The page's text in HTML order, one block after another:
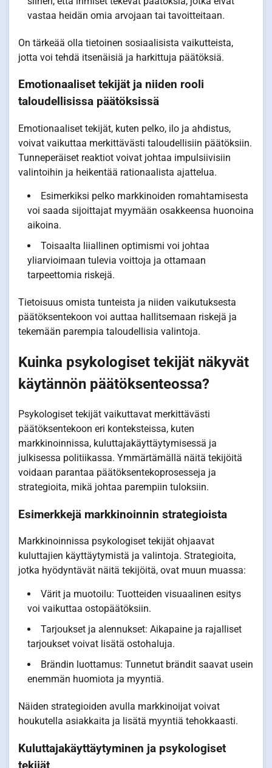
vastaa heidän omia arvojaan tai tavoitteitaan.
On tärkeää olla tietoinen sosiaalisista vaikutteista,
jotta voi tehdä itsenäisiä ja harkittuja päätöksiä.
Emotionaaliset tekijät ja niiden rooli
taloudellisissa päätöksissä
Emotionaaliset tekijät, kuten pelko, ilo ja ahdistus,
voivat vaikuttaa merkittävästi taloudellisiin päätöksiin.
Tunneperäiset reaktiot voivat johtaa impulsiivisiin
valintoihin ja heikentää rationaalista ajattelua.
Esimerkiksi pelko markkinoiden romahtamisesta
voi saada sijoittajat myymään osakkeensa huonoina
aikoina.
Toisaalta liiallinen optimismi voi johtaa
yliarvioimaan tulevia voittoja ja ottamaan
tarpeettomia riskejä.
Tietoisuus omista tunteista ja niiden vaikutuksesta
päätöksentekoon voi auttaa hallitsemaan riskejä ja
tekemään parempia taloudellisia valintoja.
Kuinka psykologiset tekijät näkyvät
käytännön päätöksenteossa?
Psykologiset tekijät vaikuttavat merkittävästi
päätöksentekoon eri konteksteissa, kuten
markkinoinnissa, kuluttajakäyttäytymisessä ja
julkisessa politiikassa. Ymmärtämällä näitä tekijöitä
voidaan parantaa päätöksentekoprosesseja ja
strategioita, mikä johtaa parempiin tuloksiin.
Esimerkkejä markkinoinnin strategioista
Markkinoinnissa psykologiset tekijät ohjaavat
kuluttajien käyttäytymistä ja valintoja. Strategioita,
jotka hyödyntävät näitä tekijöitä, ovat muun muassa:
Värit ja muotoilu: Tuotteiden visuaalinen esitys
voi vaikuttaa ostopäätöksiin.
Tarjoukset ja alennukset: Aikapaine ja rajalliset
tarjoukset voivat lisätä ostohaluja.
Brändin luottamus: Tunnetut brändit saavat usein
enemmän huomiota ja myyntiä.
Näiden strategioiden avulla markkinoijat voivat
houkutella asiakkaita ja lisätä myyntiä tehokkaasti.
Kuluttajakäyttäytyminen ja psykologiset